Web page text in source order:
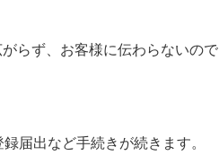
らず、お客様に伝わらないので
届出など手続きが続きます。